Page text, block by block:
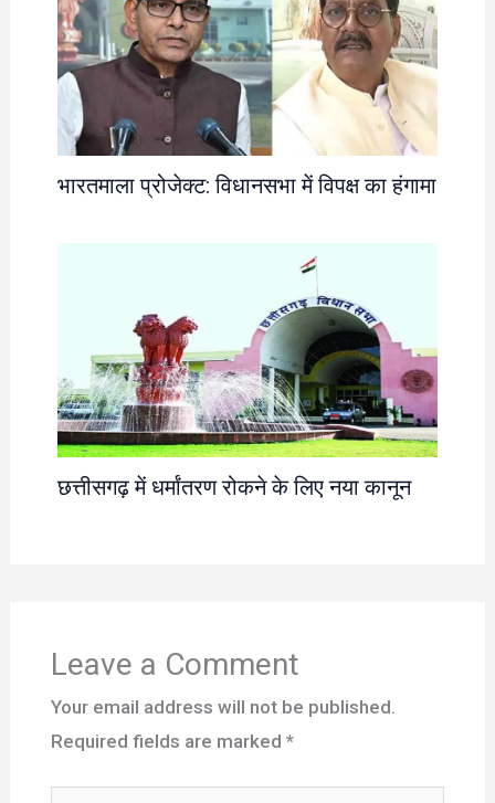
भारतमाला प्रोजेक्ट: विधानसभा में विपक्ष का हंगामा
छत्तीसगढ़ में धर्मांतरण रोकने के लिए नया कानून
Leave a Comment
Your email address will not be published.
Required fields are marked *